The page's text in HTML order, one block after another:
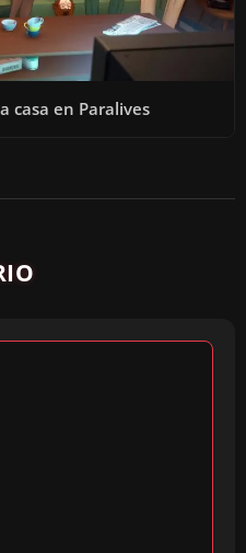
casa en Paralives